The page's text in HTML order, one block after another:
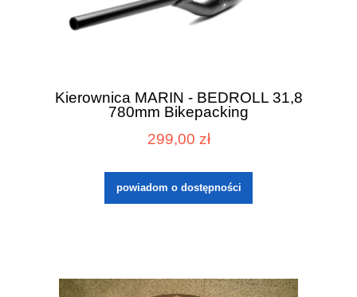
Kierownica MARIN - BEDROLL 31,8
780mm Bikepacking
299,00 zł
powiadom o dostępności